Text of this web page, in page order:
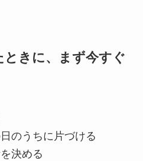
きに、まず今すぐ
のうちに片づける
決める